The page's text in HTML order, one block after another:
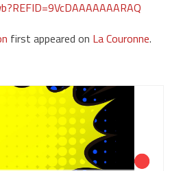
first appeared on La Couronne.